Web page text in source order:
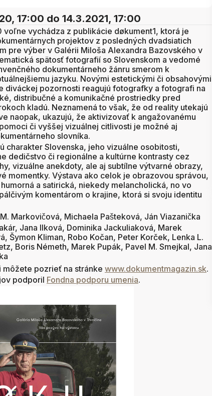
17:00 do 14.3.2021, 17:00
voľne vychádza z publikácie døkument1, ktorá je
projektov z posledných dvadsiatich
pre výber v Galérii Miloša Alexandra Bazovského v
spätosť fotografií so Slovenskom a vedomé
dokumentárneho žánru smerom k
jazyku. Novými estetickými či obsahovými
diváckej pozornosti reagujú fotografky a fotografi na
distribučné a komunikačné prostriedky pred
kladú. Neznamená to však, že od reality utekajú
naopak, ukazujú, že aktivizovať k angažovanému
či vyššej vizuálnej citlivosti je možné aj
slovníka.
charakter Slovenska, jeho vizuálne osobitosti,
dedičstvo či regionálne a kultúrne kontrasty cez
vizuálne anekdoty, ale aj subtílne výtvarné obrazy,
momentky. Výstava ako celok je obrazovou správou,
a satirická, niekedy melancholická, no vo
komentárom o krajine, ktorá si svoju identitu
Markovičová, Michaela Pašteková, Ján Viazanička
Jana Ilková, Dominika Jackuliaková, Marek
Šymon Kliman, Robo Kočan, Peter Korček, Lenka L.
Boris Németh, Marek Pupák, Pavel M. Smejkal, Jana
pozrieť na stránke www.dokumentmagazin.sk.
podporil Fondna podporu umenia.